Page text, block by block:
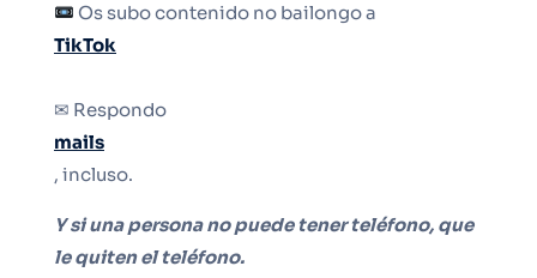
Os subo contenido no bailongo a
TikTok
✉ Respondo
mails
, incluso.
Y si una persona no puede tener teléfono, que
le quiten el teléfono.